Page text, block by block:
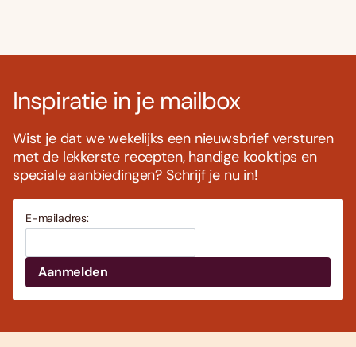
Inspiratie in je mailbox
Wist je dat we wekelijks een nieuwsbrief versturen
met de lekkerste recepten, handige kooktips en
speciale aanbiedingen? Schrijf je nu in!
E-mailadres: